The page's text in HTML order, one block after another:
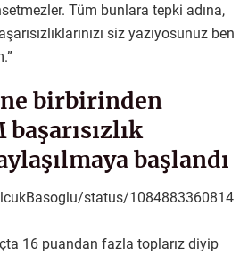
Tüm bunlara tepki adına,
siz yazıyosunuz ben
birbirinden
başlandı
status/1084883360814
16 puandan fazla toplarız diyip